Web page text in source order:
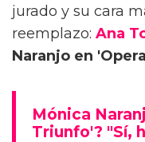
jurado y su cara
reemplazo: Ana
Naranjo en
Mónica
Triunfo'? "Sí,